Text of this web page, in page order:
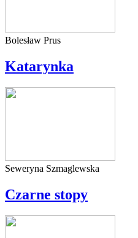
Bolesław Prus
Katarynka
Seweryna Szmaglewska
Czarne stopy